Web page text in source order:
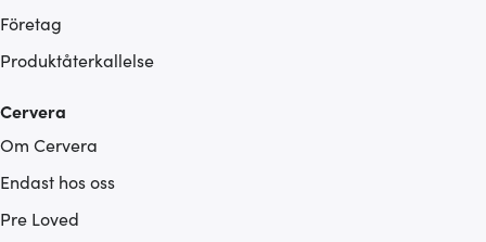
Företag
Produktåterkallelse
Cervera
Om Cervera
Endast hos oss
Pre Loved